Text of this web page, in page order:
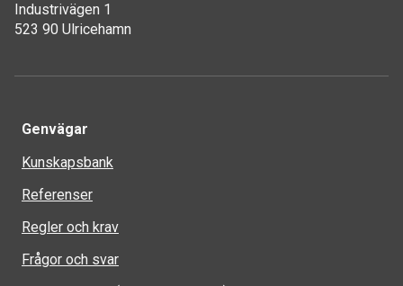
Industrivägen 1
523 90 Ulricehamn
Genvägar
Kunskapsbank
Referenser
Regler och krav
Frågor och svar